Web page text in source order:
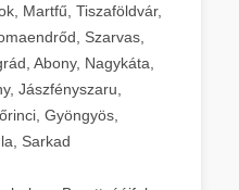
Martfű, Tiszaföldvár,
Szarvas,
Abony, Nagykáta,
Jászfényszaru,
Gyöngyös,
Sarkad